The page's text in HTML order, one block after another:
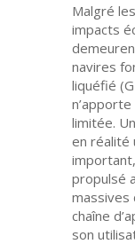
Malgré
impacts
navires
liquéfié
limitée.
en réalité
propulsé
massives
chaîne
son